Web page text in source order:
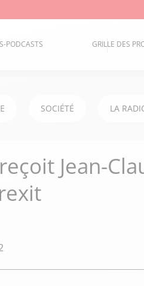
PODCASTS GRILLE DES
SOCIÉTÉ LA
Jean-